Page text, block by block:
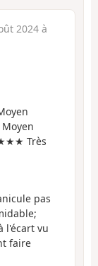
2024 à
Très
pas
l'écart vu
faire